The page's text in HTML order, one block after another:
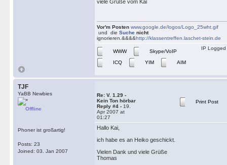
viele Grüße vom Kai
Vor'm Posten www.google.de/logos/Logo_25wht.gif
und die Suche nicht
ignorieren.&&&&http://klassentreffen.laschet-stein.de
WWW
Skype/VoIP
ICQ
YIM AIM
IP Logged
TJF
YaBB Newbies
Offline
Phoner ist großartig!
Posts: 23
Joined: 03. Jan 2007
Re: V. 1.29 -
Kein Ton hörbar
Reply #4 - 19.
Apr 2007 at
01:27
Print Post
Hallo Kai,
ich habe es an Heiko geschickt.
Vielen Dank und viele Grüße
Thomas